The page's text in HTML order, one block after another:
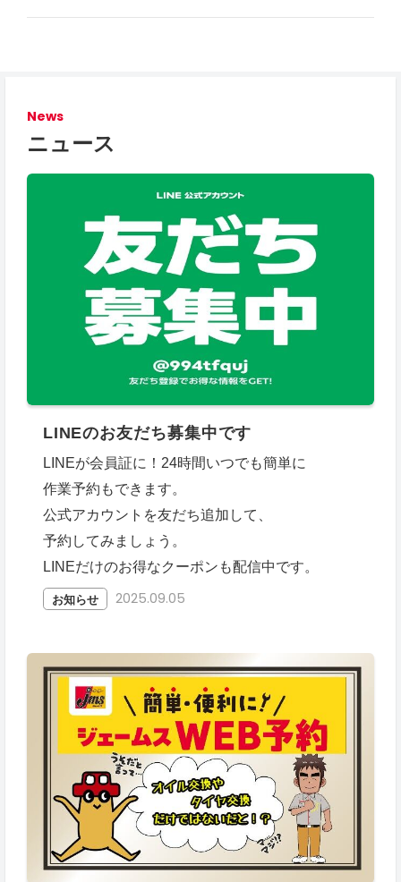
News
ニュース
LINEのお友だち募集中です
LINEが会員証に！24時間いつでも簡単に
作業予約もできます。
公式アカウントを友だち追加して、
予約してみましょう。
LINEだけのお得なクーポンも配信中です。
お知らせ 2025.09.05